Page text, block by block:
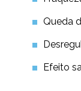
Queda
Efeito